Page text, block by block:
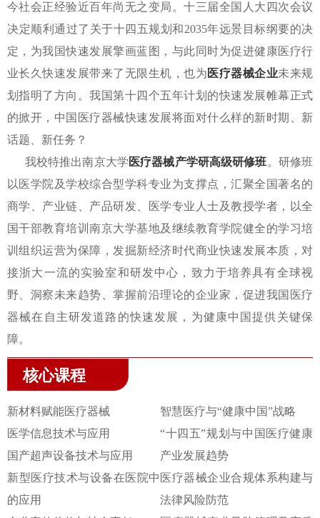
今社会正经验近百年尚无之变局。十三届全国人大四次会议
决定顺利通过了关于十四五规划和2035年远景目标纲要的决
定，为我国快速发展擎画蓝图，与此同时为促进健康医疗行
业长久快速发展带来了无限生机，也为 医疗器械企业未来规
划指明了方向。我国第十四个五年计划的快速发展帷幕正式
的掀开，中国医疗器械快速发展将面对什么样的新时期、新
话题、新任务？
我校特推出南京大学 医疗器械产学研高级研修班。研修班
以医学院及学校综合型学科专业为支撑点，汇聚全国著名的
商学、产业链、产品研发、医学专业人士及教授学者，以全
国干部教育培训南京大学基地及继续教育学院健全的学习培
训组织运营为保障，发掘新经济时代商业快速发展本质，对
接浙大一流的实验室和研发中心，致力于培养具有全球视
野、洞察未来趋势、掌握前沿理论的企业家，促进我国医疗
器械在自主研发道路的快速发展，为健康中国提供关键保
障。
核心课程
新材料赋能医疗器械
医学信息技术与应用
国产超声设备技术与应用
新型医疗技术与设备在医院中
的应用
智慧医疗与“健康中国”战略
“十四五”规划与中国医疗健康
产业发展趋势
医疗器械企业合规体系构建与
法律风险防范